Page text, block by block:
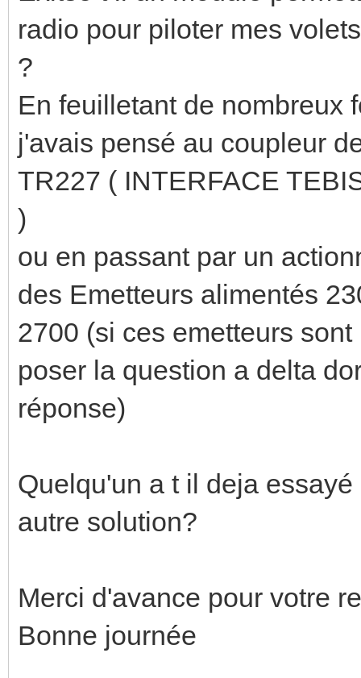
radio pour piloter mes
?
En feuilletant de nombreux
j'avais pensé au coupleur
TR227 ( INTERFACE
)
ou en passant par un
des Emetteurs alimentés
2700 (si ces emetteurs
poser la question a delta
réponse)
Quelqu'un a t il deja
autre solution?
Merci d'avance pour votre
Bonne journée